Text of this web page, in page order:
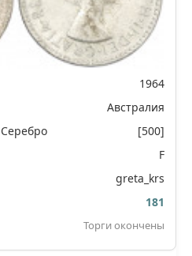
1964
Австралия
Серебро
[500]
F
greta_krs
181
Торги окончены